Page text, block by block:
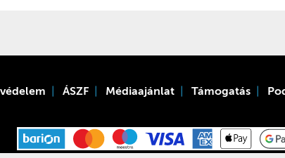
ÁSZF Médiaajánlat Támogatás